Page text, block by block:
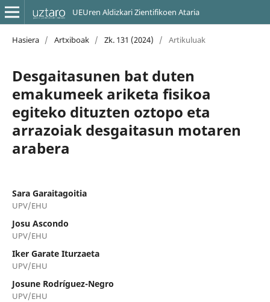
UEUren Aldizkari Zientifikoen Ataria
Hasiera / Artxiboak / Zk. 131 (2024) / Artikuluak
Desgaitasunen bat duten
emakumeek ariketa fisikoa
egiteko dituzten oztopo eta
arrazoiak desgaitasun motaren
arabera
Sara Garaitagoitia
UPV/EHU
Josu Ascondo
UPV/EHU
Iker Garate Iturzaeta
UPV/EHU
Josune Rodríguez-Negro
UPV/EHU